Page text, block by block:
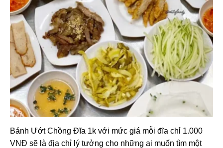
Bánh Ướt Chồng Đĩa 1k với mức giá mỗi đĩa chỉ 1.000
VNĐ sẽ là địa chỉ lý tưởng cho những ai muốn tìm một